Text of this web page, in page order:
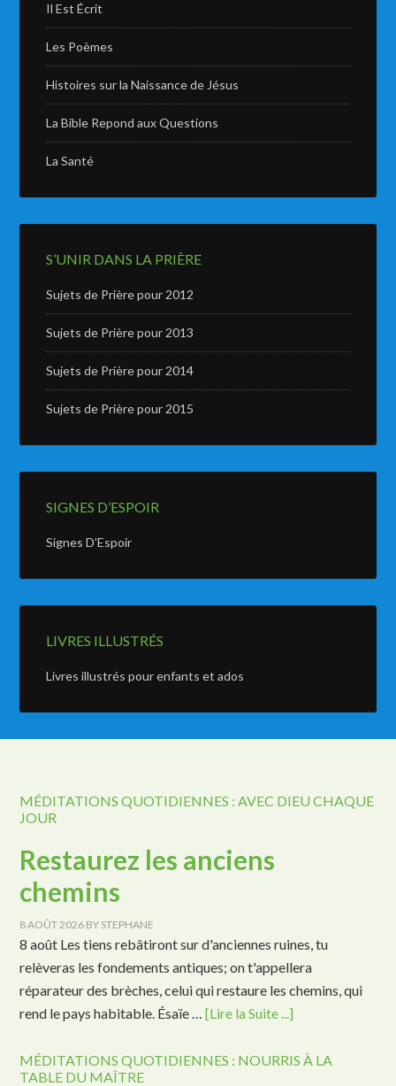
Il Est Écrit
Les Poèmes
Histoires sur la Naissance de Jésus
La Bible Repond aux Questions
La Santé
S’UNIR DANS LA PRIÈRE
Sujets de Prière pour 2012
Sujets de Prière pour 2013
Sujets de Prière pour 2014
Sujets de Prière pour 2015
SIGNES D’ESPOIR
Signes D’Espoir
LIVRES ILLUSTRÉS
Livres illustrés pour enfants et ados
MÉDITATIONS QUOTIDIENNES : AVEC DIEU CHAQUE
JOUR
Restaurez les anciens
chemins
8 AOÛT 2026 BY STEPHANE
8 août Les tiens rebâtiront sur d'anciennes ruines, tu
relèveras les fondements antiques; on t'appellera
réparateur des brèches, celui qui restaure les chemins, qui
rend le pays habitable. Ésaïe …[Lire la Suite ...]
MÉDITATIONS QUOTIDIENNES : NOURRIS À LA
TABLE DU MAÎTRE